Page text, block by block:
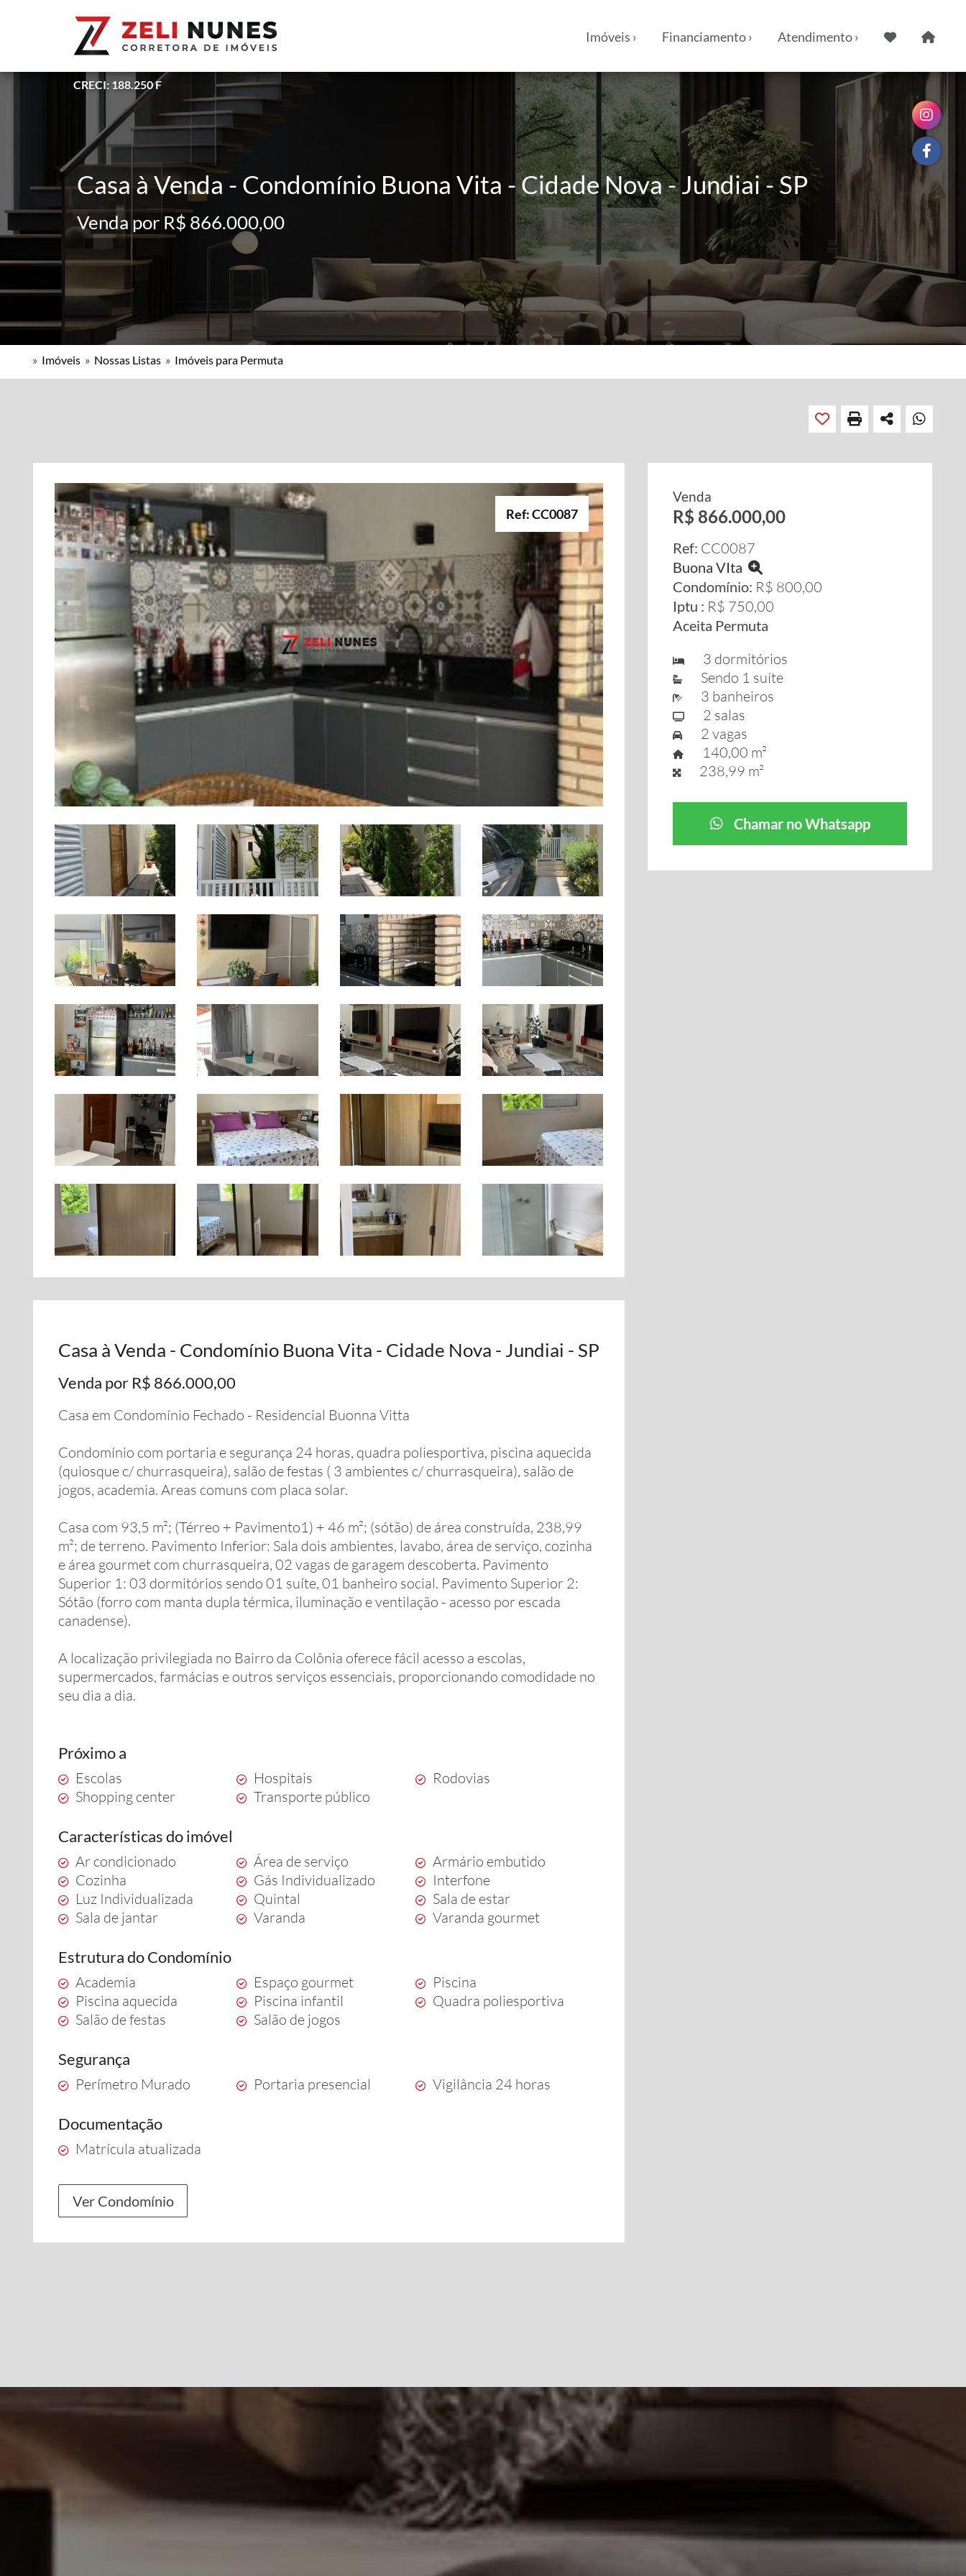
CRECI: 188.250 F
Imóveis › Financiamento › Atendimento ›
Casa à Venda - Condomínio Buona Vita - Cidade Nova - Jundiai - SP
Venda por R$ 866.000,00
» Imóveis » Nossas Listas » Imóveis para Permuta
Ref: CC0087
Casa à Venda - Condomínio Buona Vita - Cidade Nova - Jundiai - SP
Venda por R$ 866.000,00
Casa em Condomínio Fechado - Residencial Buonna Vitta
Condomínio com portaria e segurança 24 horas, quadra poliesportiva, piscina aquecida
(quiosque c/ churrasqueira), salão de festas ( 3 ambientes c/ churrasqueira), salão de
jogos, academia. Areas comuns com placa solar.
Casa com 93,5 m²; (Térreo + Pavimento1) + 46 m²; (sótão) de área construída, 238,99
m²; de terreno. Pavimento Inferior: Sala dois ambientes, lavabo, área de serviço, cozinha
e área gourmet com churrasqueira, 02 vagas de garagem descoberta. Pavimento
Superior 1: 03 dormitórios sendo 01 suíte, 01 banheiro social. Pavimento Superior 2:
Sótão (forro com manta dupla térmica, iluminação e ventilação - acesso por escada
canadense).
A localização privilegiada no Bairro da Colônia oferece fácil acesso a escolas,
supermercados, farmácias e outros serviços essenciais, proporcionando comodidade no
seu dia a dia.
Próximo a
Escolas Hospitais
Rodovias
Shopping center
Transporte público
Características do imóvel
Ar condicionado Área de serviço
Armário embutido
Cozinha
Gás Individualizado
Interfone
Luz Individualizada
Quintal
Sala de estar
Sala de jantar
Varanda Varanda gourmet
Estrutura do Condomínio
Academia Espaço gourmet
Piscina
Piscina aquecida
Piscina infantil
Quadra poliesportiva
Salão de festas
Salão de jogos
Segurança
Perímetro Murado Portaria presencial Vigilância 24 horas
Documentação
Matrícula atualizada
Ver Condomínio
Venda
R$ 866.000,00
Ref: CC0087
Buona VIta
Condomínio: R$ 800,00
Iptu : R$ 750,00
Aceita Permuta
3 dormitórios
Sendo 1 suíte
3 banheiros
2 salas
2 vagas
140,00 m²
238,99 m²
Chamar no Whatsapp